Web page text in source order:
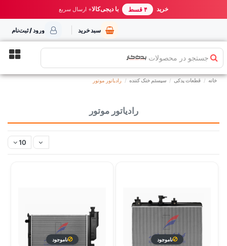
خرید مطمئن از یدک کار بهترین قیمت ایران خرید ۴ قسط با دیجی‌کالا+ ارسال سریع
سبد خرید ورود / ثبت‌نام
جستجو در محصولات
خانه قطعات یدکی سیستم خنک کننده رادیاتور موتور
رادیاتور موتور
10
ناموجود ناموجود